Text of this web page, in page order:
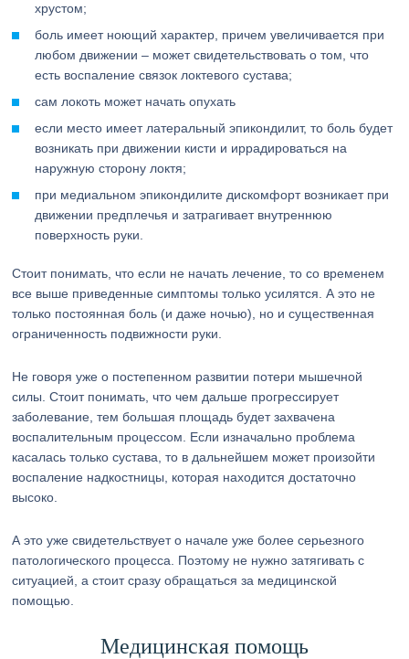
хрустом;
боль имеет ноющий характер, причем увеличивается при
любом движении – может свидетельствовать о том, что
есть воспаление связок локтевого сустава;
сам локоть может начать опухать
если место имеет латеральный эпикондилит, то боль будет
возникать при движении кисти и иррадироваться на
наружную сторону локтя;
при медиальном эпикондилите дискомфорт возникает при
движении предплечья и затрагивает внутреннюю
поверхность руки.
Стоит понимать, что если не начать лечение, то со временем
все выше приведенные симптомы только усилятся. А это не
только постоянная боль (и даже ночью), но и существенная
ограниченность подвижности руки.
Не говоря уже о постепенном развитии потери мышечной
силы. Стоит понимать, что чем дальше прогрессирует
заболевание, тем большая площадь будет захвачена
воспалительным процессом. Если изначально проблема
касалась только сустава, то в дальнейшем может произойти
воспаление надкостницы, которая находится достаточно
высоко.
А это уже свидетельствует о начале уже более серьезного
патологического процесса. Поэтому не нужно затягивать с
ситуацией, а стоит сразу обращаться за медицинской
помощью.
Медицинская помощь